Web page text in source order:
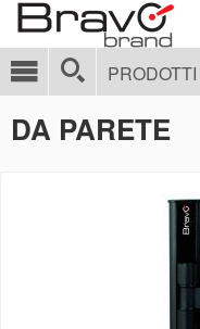
PRODOTTI
DA PARETE